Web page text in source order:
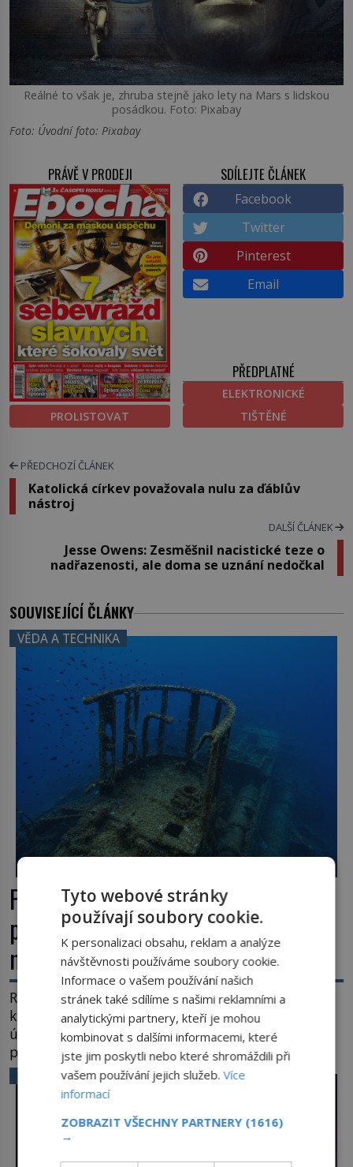
Reálné to však je, zhruba stejně jako lety na Mars s lidskou
posádkou. Foto: Pixabay
Foto: Úvodní foto: Pixabay
PRÁVĚ V PRODEJI
PROLISTOVAT
SDÍLEJTE ČLÁNEK
Facebook
Twitter
Pinterest
Email
PŘEDPLATNÉ
ELEKTRONICKÉ
TIŠTĚNÉ
PŘEDCHOZÍ ČLÁNEK
Katolická církev považovala nulu za ďáblův
nástroj
DALŠÍ ČLÁNEK
Jesse Owens: Zesměšnil nacistické teze o
nadřazenosti, ale doma se uznání nedočkal
SOUVISEJÍCÍ ČLÁNKY
VĚDA A TECHNIKA
Poslední rozkaz pro rubínovou
ponorku: Zůstaňte navěky na
mořském dně!
Rubín je kamenem slunce a krve. Rubín je
kamenem životní síly a energie. Zahání slabost a
úzkost, posiluje srdce. Rubín je dobrým jménem
pro neživý stroj, kterému člověk prokázal čest
nezmizet v tavicí peci a našel mu místo
k poslednímu odpočinku. Je druhá polovina 50. let
odpáleny. Trup ponorky nabírá vodu […]
VĚDA A TECHNIKA
Tyto webové stránky
používají soubory cookie.
K personalizaci obsahu, reklam a analýze
návštěvnosti používáme soubory cookie.
Informace o vašem používání našich
stránek také sdílíme s našimi reklamními a
analytickými partnery, kteří je mohou
kombinovat s dalšími informacemi, které
jste jim poskytli nebo které shromáždili při
vašem používání jejich služeb.Více
informací
ZOBRAZIT VŠECHNY PARTNERY (1616)
→